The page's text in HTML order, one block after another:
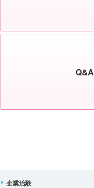
Q&A
企業治験